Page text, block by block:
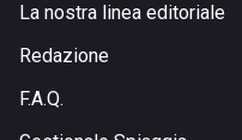
La nostra linea editoriale
Redazione
F.A.Q.